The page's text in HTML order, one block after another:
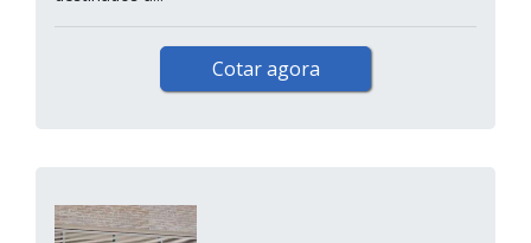
Cotar agora